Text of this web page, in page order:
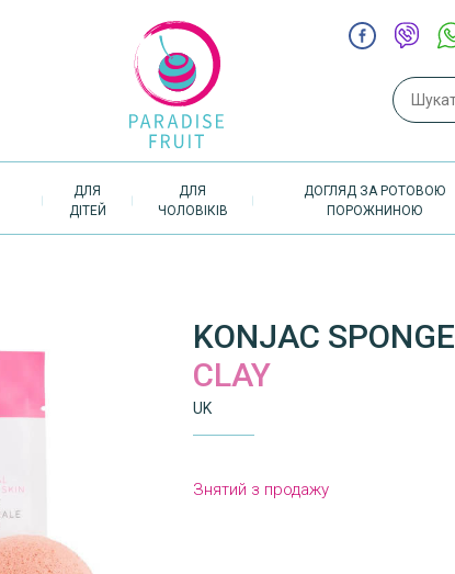
Пошук
ДЛЯ
ДІТЕЙ
ДЛЯ
ЧОЛОВІКІВ
ДОГЛЯД ЗА РОТОВОЮ
ПОРОЖНИНОЮ
KONJAC SPONGE
CLAY
UK
Знятий з продажу